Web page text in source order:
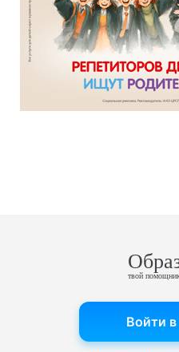
твой
Войти